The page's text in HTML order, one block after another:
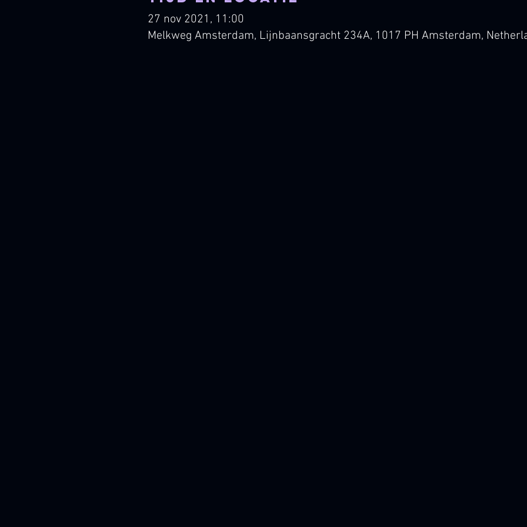
27 nov 2021, 11:00
Melkweg Amsterdam, Lijnbaansgracht 234A, 1017 PH Amsterdam,